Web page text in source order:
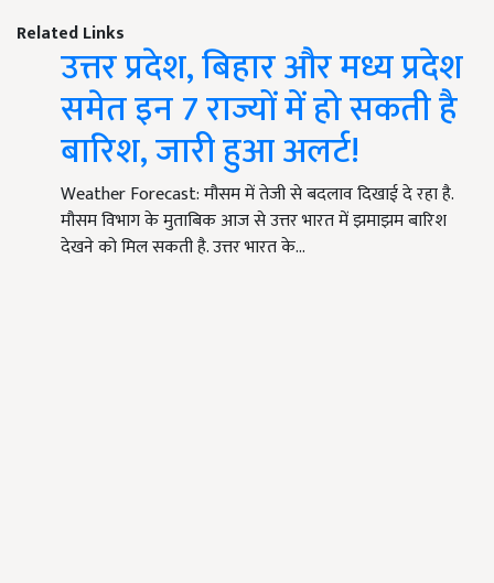
Related Links
उत्तर प्रदेश, बिहार और मध्य प्रदेश
समेत इन 7 राज्यों में हो सकती है
बारिश, जारी हुआ अलर्ट!
Weather Forecast: मौसम में तेजी से बदलाव दिखाई दे रहा है.
मौसम विभाग के मुताबिक आज से उत्तर भारत में झमाझम बारिश
देखने को मिल सकती है. उत्तर भारत के…